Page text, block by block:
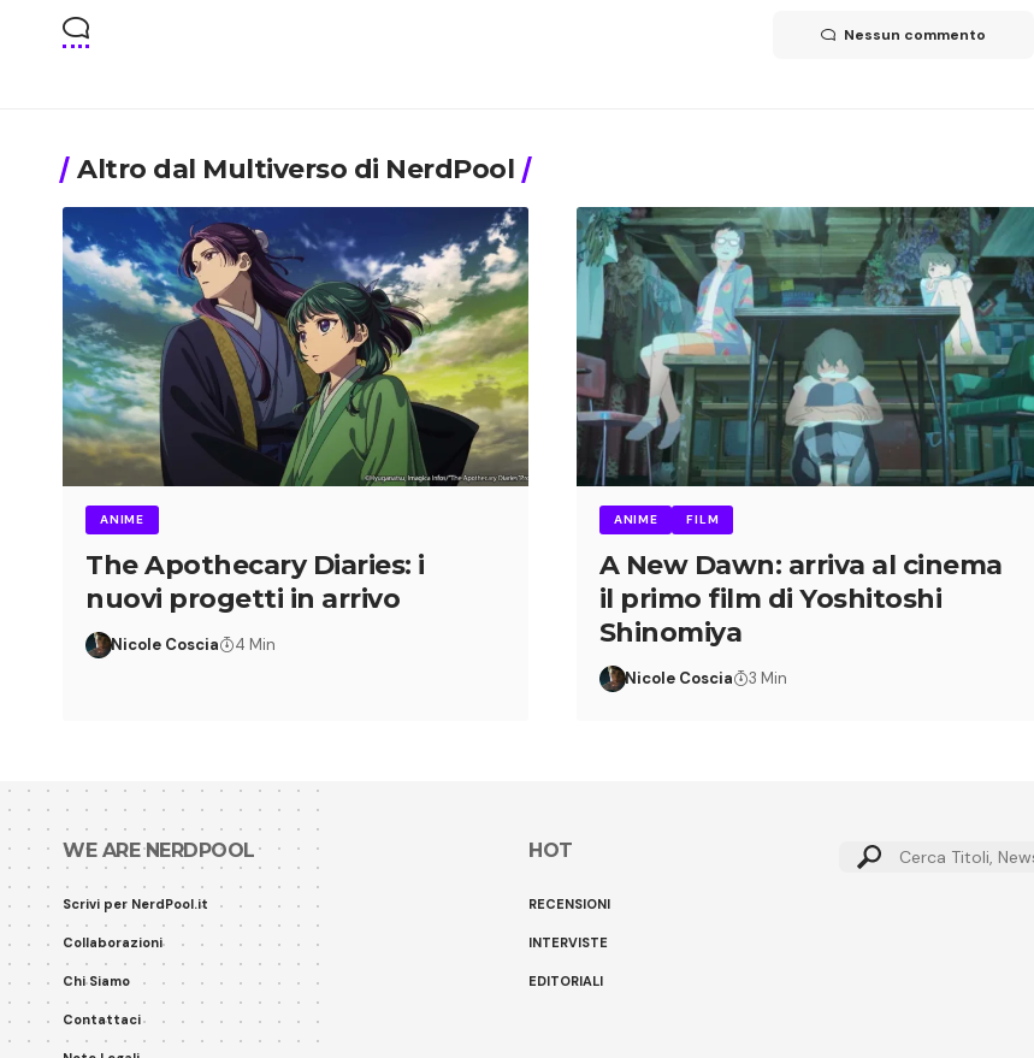
Nessun commento
Altro dal Multiverso di NerdPool
ANIME
The Apothecary Diaries: i
nuovi progetti in arrivo
Nicole Coscia 4 Min
ANIME FILM
A New Dawn: arriva al cinema
il primo film di Yoshitoshi
Shinomiya
Nicole Coscia 3 Min
WE ARE NERDPOOL
Scrivi per NerdPool.it
Collaborazioni
Chi Siamo
Contattaci
HOT
RECENSIONI
INTERVISTE
EDITORIALI